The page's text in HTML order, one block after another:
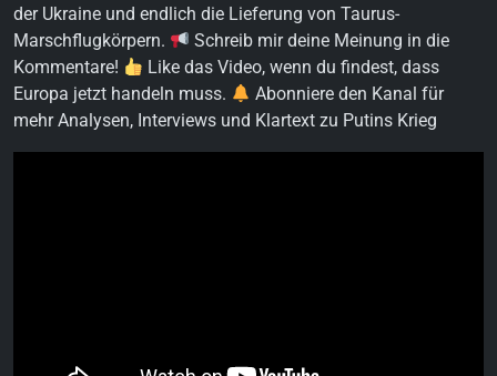
der Ukraine und endlich die Lieferung von Taurus-
Marschflugkörpern.
Schreib mir deine Meinung in die
Kommentare!
Like das Video, wenn du findest, dass
Europa jetzt handeln muss.
Abonniere den Kanal für
mehr Analysen, Interviews und Klartext zu Putins Krieg